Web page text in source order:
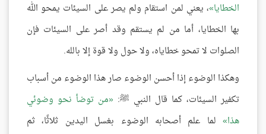
الخطايا ، يعني لمن استقام ولم يصر على السيئات يمحو الله
بها الخطايا، أما من لم يستقم وقد أصر على السيئات فإن
الصلوات لا تمحو خطاياه، ولا حول ولا قوة إلا بالله.
وهكذا الوضوء إذا أحسن الوضوء صار هذا الوضوء من أسباب
تكفير السيئات، كما قال النبي ﷺ: من توضأ نحو وضوئي
هذا
لما علم أصحابه الوضوء بغسل اليدين ثلاثًا، ثم